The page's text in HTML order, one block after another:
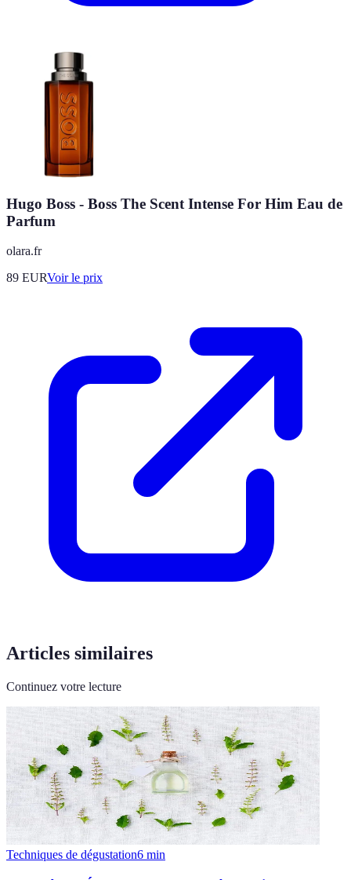
Hugo Boss - Boss The Scent Intense For Him Eau de
Parfum
olara.fr
89 EURVoir le prix
Articles similaires
Continuez votre lecture
Techniques de dégustation6 min